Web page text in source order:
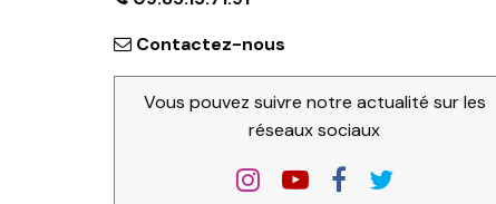
Contactez-nous
Vous pouvez suivre notre actualité sur les
réseaux sociaux